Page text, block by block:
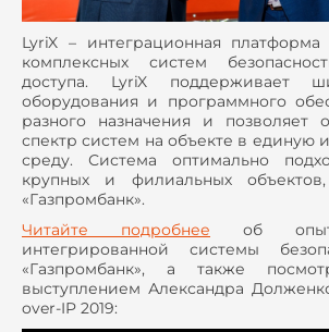
LyriX – интеграционная
комплексных систем
доступа. LyriX поддерживает
оборудования и программного
разного назначения и позволяет
спектр систем на объекте в
среду. Система оптимально
крупных и филиальных
«Газпромбанк».
Читайте подробнее об
интегрированной системы
«Газпромбанк», а также
выступлением Александра
over-IP 2019: